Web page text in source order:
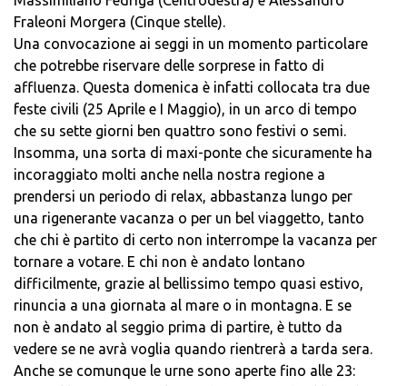
Fraleoni Morgera (Cinque stelle).
Una convocazione ai seggi in un momento particolare
che potrebbe riservare delle sorprese in fatto di
affluenza. Questa domenica è infatti collocata tra due
feste civili (25 Aprile e I Maggio), in un arco di tempo
che su sette giorni ben quattro sono festivi o semi.
Insomma, una sorta di maxi-ponte che sicuramente ha
incoraggiato molti anche nella nostra regione a
prendersi un periodo di relax, abbastanza lungo per
una rigenerante vacanza o per un bel viaggetto, tanto
che chi è partito di certo non interrompe la vacanza per
tornare a votare. E chi non è andato lontano
difficilmente, grazie al bellissimo tempo quasi estivo,
rinuncia a una giornata al mare o in montagna. E se
non è andato al seggio prima di partire, è tutto da
vedere se ne avrà voglia quando rientrerà a tarda sera.
Anche se comunque le urne sono aperte fino alle 23: